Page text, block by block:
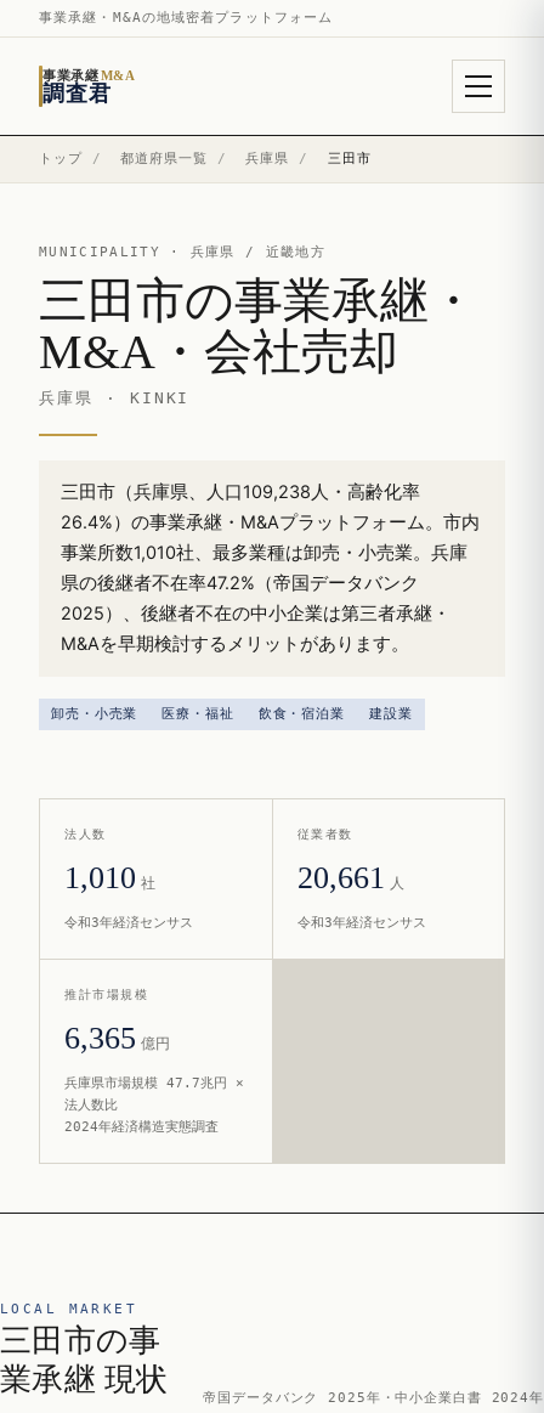
事業承継・M&Aの地域密着プラットフォーム
事業承継M&A
調査君
トップ / 都道府県一覧 / 兵庫県 / 三田市
MUNICIPALITY · 兵庫県 / 近畿地方
三田市の事業承継・
M&A・会社売却
兵庫県 · KINKI
三田市（兵庫県、人口109,238人・高齢化率
26.4%）の事業承継・M&Aプラットフォーム。市内
事業所数1,010社、最多業種は卸売・小売業。兵庫
県の後継者不在率47.2%（帝国データバンク
2025）、後継者不在の中小企業は第三者承継・
M&Aを早期検討するメリットがあります。
卸売・小売業 医療・福祉 飲食・宿泊業 建設業
法人数
1,010 社
令和3年経済センサス
従業者数
20,661 人
令和3年経済センサス
推計市場規模
6,365 億円
兵庫県市場規模 47.7兆円 ×
法人数比
2024年経済構造実態調査
LOCAL MARKET
三田市の事
業承継 現状
帝国データバンク 2025年・中小企業白書 2024年